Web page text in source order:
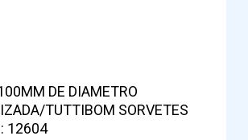
DE DIAMETRO
TUTTIBOM SORVETES
12604